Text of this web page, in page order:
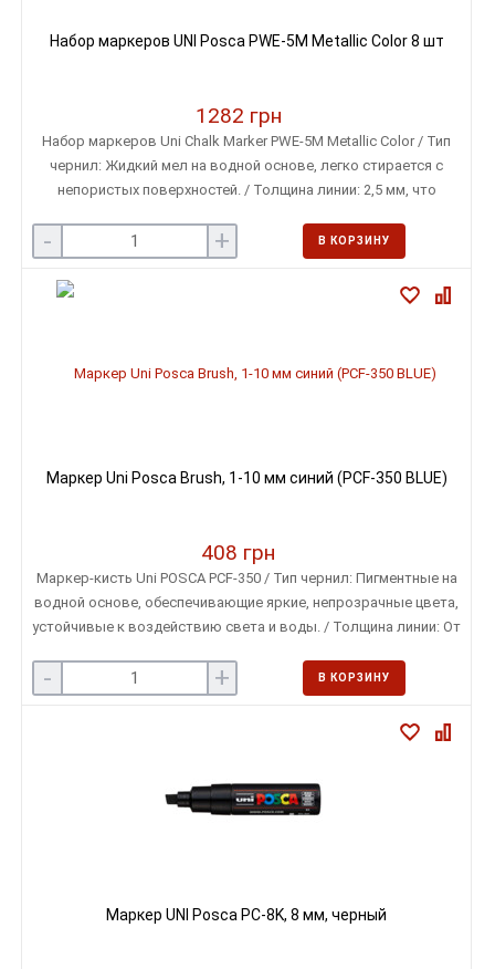
Набор маркеров UNI Posca PWE-5M Metallic Color 8 шт
1282 грн
Набор маркеров Uni Chalk Marker PWE-5M Metallic Color / Тип
чернил: Жидкий мел на водной основе, легко стирается с
непористых поверхностей. / Толщина линии: 2,5 мм, что
наконечника: Круглый, обеспечивающий равномерное
нанесение чернил.
- + В КОРЗИНУ
Маркер Uni Posca Brush, 1-10 мм синий (PCF-350 BLUE)
408 грн
Маркер-кисть Uni POSCA PCF-350 / Тип чернил: Пигментные на
водной основе, обеспечивающие яркие, непрозрачные цвета,
устойчивые к воздействию света и воды. / Толщина линии: От
кисти. / Форма наконечника: Гибкая синтетическая кисть,
сохраняющая форму и не теряющая ворс, в отличие от
- + В КОРЗИНУ
Маркер UNI Posca PC-8K, 8 мм, черный